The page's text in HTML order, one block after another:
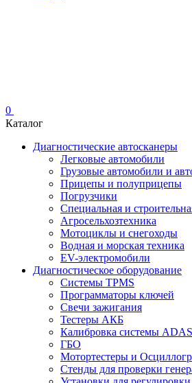
0
Каталог
Диагностические автосканеры
Легковые автомобили
Грузовые автомобили и
Прицепы и полуприцепы
Погрузчики
Специальная и
Агросельхозтехника
Мотоциклы и снегоходы
Водная и морская техника
EV-электромобили
Диагностическое оборудование
Системы TPMS
Программаторы ключей
Свечи зажигания
Тестеры АКБ
Калибровка системы ADAS
ГБО
Мотортестеры и
Стенды для проверки